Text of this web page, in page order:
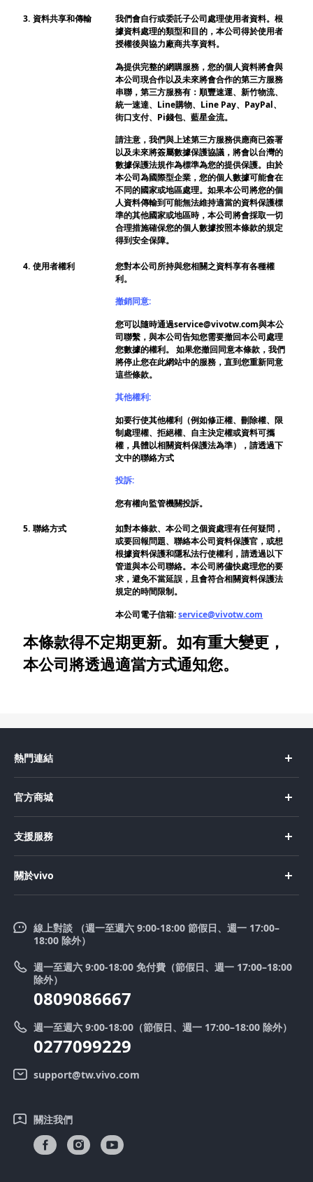
3. 資料共享和傳輸
我們會自行或委託子公司處理使用者資料。根
據資料處理的類型和目的，本公司得於使用者
授權後與協力廠商共享資料。
為提供完整的網購服務，您的個人資料將會與
本公司現合作以及未來將會合作的第三方服務
串聯，第三方服務有：順豐速運、新竹物流、
統一速達、Line購物、Line Pay、PayPal、
街口支付、Pi錢包、藍星金流。
請注意，我們與上述第三方服務供應商已簽署
以及未來將簽屬數據保護協議，將會以台灣的
數據保護法規作為標準為您的提供保護。由於
本公司為國際型企業，您的個人數據可能會在
不同的國家或地區處理。如果本公司將您的個
人資料傳輸到可能無法維持適當的資料保護標
準的其他國家或地區時，本公司將會採取一切
合理措施確保您的個人數據按照本條款的規定
得到安全保障。
4. 使用者權利
您對本公司所持與您相關之資料享有各種權
利。
撤銷同意:
您可以隨時通過service@vivotw.com與本公
司聯繫，與本公司告知您需要撤回本公司處理
您數據的權利。 如果您撤回同意本條款，我們
將停止您在此網站中的服務，直到您重新同意
這些條款。
其他權利:
如要行使其他權利（例如修正權、刪除權、限
制處理權、拒絕權、自主決定權或資料可攜
權，具體以相關資料保護法為準），請透過下
文中的聯絡方式
投訴:
您有權向監管機關投訴。
5. 聯絡方式
如對本條款、本公司之個資處理有任何疑問，
或要回報問題、聯絡本公司資料保護官，或想
根據資料保護和隱私法行使權利，請透過以下
管道與本公司聯絡。本公司將儘快處理您的要
求，避免不當延誤，且會符合相關資料保護法
規定的時間限制。
本公司電子信箱:service@vivotw.com
本條款得不定期更新。如有重大變更，
本公司將透過適當方式通知您。
熱門連結
X200
X200 FE
V50 Lite 5G
V50
官方商城
購買配件
支援服務
Funtouch OS
系統升級
零配件價格查詢
送修服務
IMEI 碼驗證
客戶服務隱私權聲明
下載還原 Log 的 LUT
關於vivo
新聞中心
法律聲明
優惠活動
舊機換新機
vivo 隱私權中心
線上對談 （週一至週六 9:00-18:00 節假日、週一 17:00–
18:00 除外）
週一至週六 9:00-18:00 免付費（節假日、週一 17:00–18:00
除外）
0809086667
週一至週六 9:00-18:00（節假日、週一 17:00–18:00 除外）
0277099229
support@tw.vivo.com
關注我們